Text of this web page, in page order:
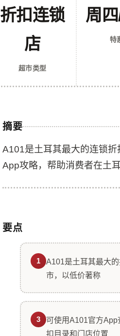
折扣连锁
店
超市类型
周
特
摘要
A101是土耳其最大的连锁
App攻略，帮助消费者在土
要点
1
A101是土耳其最大
市，以低价著称
3
可使用A101官方App
扣目录和门店位置